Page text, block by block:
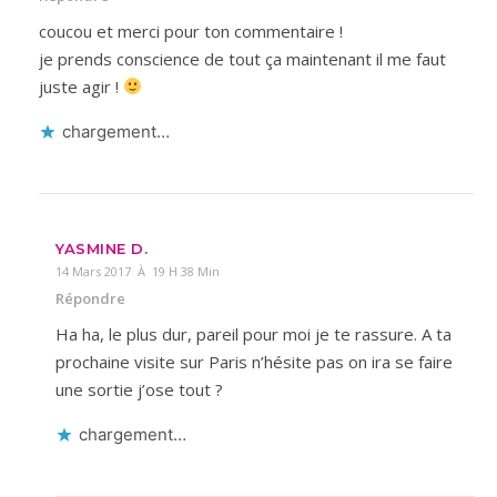
coucou et merci pour ton commentaire !
je prends conscience de tout ça maintenant il me faut
juste agir !
chargement…
YASMINE D.
14 Mars 2017 À 19 H 38 Min
Répondre
Ha ha, le plus dur, pareil pour moi je te rassure. A ta
prochaine visite sur Paris n’hésite pas on ira se faire
une sortie j’ose tout ?
chargement…